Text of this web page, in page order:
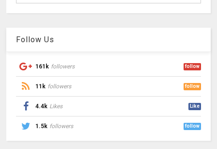
Follow Us
161k followers follow
11k followers follow
4.4k Likes Like
1.5k followers follow